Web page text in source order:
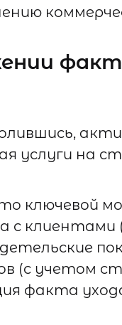
услуги на
ключевой
с клиентами
(с учетом
факта